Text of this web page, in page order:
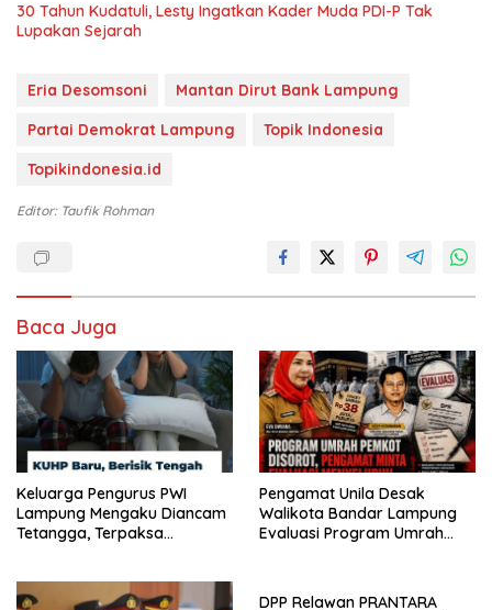
30 Tahun Kudatuli, Lesty Ingatkan Kader Muda PDI-P Tak
Lupakan Sejarah
Eria Desomsoni
Mantan Dirut Bank Lampung
Partai Demokrat Lampung
Topik Indonesia
Topikindonesia.id
Editor: Taufik Rohman
Baca Juga
Keluarga Pengurus PWI
Lampung Mengaku Diancam
Tetangga, Terpaksa
Pengamat Unila Desak
Walikota Bandar Lampung
Evaluasi Program Umrah
DPP Relawan PRANTARA